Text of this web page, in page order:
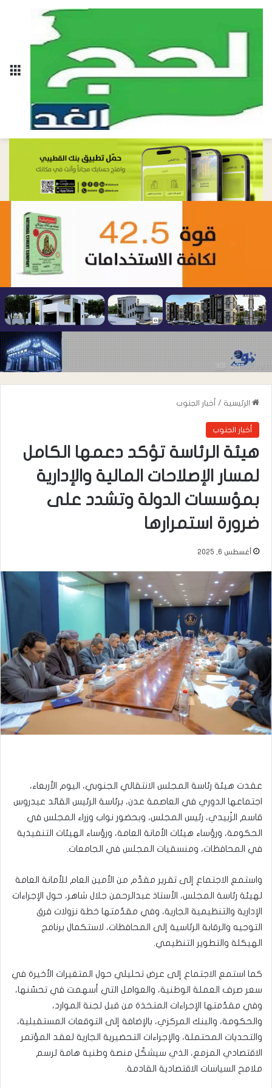
الرئيسية / أخبار الجنوب
أخبار الجنوب
هيئة الرئاسة تؤكد دعمها الكامل
لمسار الإصلاحات المالية والإدارية
بمؤسسات الدولة وتشدد على
ضرورة استمرارها
أغسطس 6, 2025
عقدت هيئة رئاسة المجلس الانتقالي الجنوبي، اليوم الأربعاء،
اجتماعها الدوري في العاصمة عدن، برئاسة الرئيس القائد عيدروس
قاسم الزُبيدي، رئيس المجلس، وبحضور نواب وزراء المجلس في
الحكومة، ورؤساء هيئات الأمانة العامة، ورؤساء الهيئات التنفيذية
في المحافظات، ومنسقيات المجلس في الجامعات.
واستمع الاجتماع إلى تقرير مقدَّم من الأمين العام للأمانة العامة
لهيئة رئاسة المجلس، الأستاذ عبدالرحمن جلال شاهر، حول الإجراءات
الإدارية والتنظيمية الجارية، وفي مقدّمتها خطة نزولات فرق
التوجيه والرقابة الرئاسية إلى المحافظات، لاستكمال برنامج
الهيكلة والتطوير التنظيمي.
كما استمع الاجتماع إلى عرض تحليلي حول المتغيرات الأخيرة في
سعر صرف العملة الوطنية، والعوامل التي أسهمت في تحسّنها،
وفي مقدّمتها الإجراءات المتخذة من قبل لجنة الموارد،
والحكومة، والبنك المركزي، بالإضافة إلى التوقعات المستقبلية،
والتحديات المحتملة، والإجراءات التحضيرية الجارية لعقد المؤتمر
الاقتصادي المزمع، الذي سيشكّل منصة وطنية هامة لرسم
ملامح السياسات الاقتصادية القادمة.